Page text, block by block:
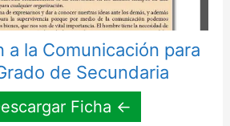
a la Comunicación para
de Secundaria
Ficha ←